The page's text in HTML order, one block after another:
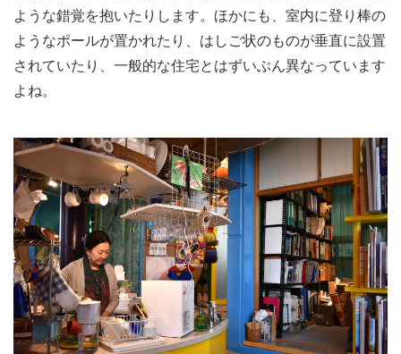
ような錯覚を抱いたりします。ほかにも、室内に登り棒の
ようなポールが置かれたり、はしご状のものが垂直に設置
されていたり、一般的な住宅とはずいぶん異なっています
よね。